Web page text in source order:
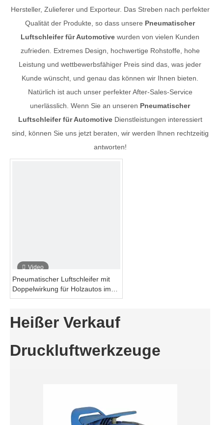
Hersteller, Zulieferer und Exporteur. Das Streben nach perfekter
Qualität der Produkte, so dass unsere Pneumatischer
Luftschleifer für Automotive wurden von vielen Kunden
zufrieden. Extremes Design, hochwertige Rohstoffe, hohe
Leistung und wettbewerbsfähiger Preis sind das, was jeder
Kunde wünscht, und genau das können wir Ihnen bieten.
Natürlich ist auch unser perfekter After-Sales-Service
unerlässlich. Wenn Sie an unseren Pneumatischer
Luftschleifer für AutomotiveDienstleistungen interessiert
sind, können Sie uns jetzt beraten, wir werden Ihnen rechtzeitig
antworten!
Video
Pneumatischer Luftschleifer mit
Doppelwirkung für Holzautos im
Automobilbereich
Heißer Verkauf
Druckluftwerkzeuge